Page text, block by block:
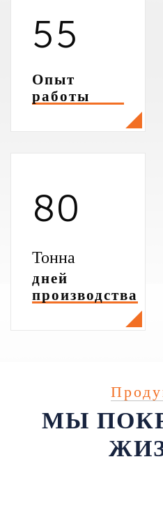
55
Опыт
работы
80
Тонна
дней
производства
МЫ